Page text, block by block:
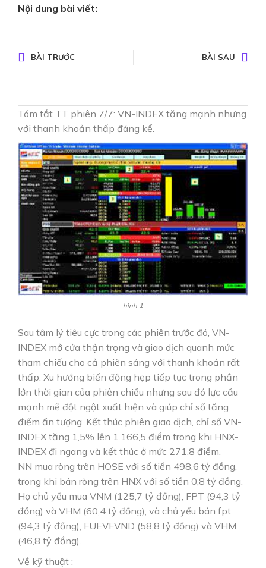
Tóm tắt TT phiên 7/7: VN-INDEX tăng mạnh nhưng
với thanh khoản thấp đáng kể.
hình 1
Sau tâm lý tiêu cực trong các phiên trước đó, VN-
INDEX mở cửa thận trọng và giao dịch quanh mức
tham chiếu cho cả phiên sáng với thanh khoản rất
thấp. Xu hướng biến động hẹp tiếp tục trong phần
lớn thời gian của phiên chiều nhưng sau đó lực cầu
mạnh mẽ đột ngột xuất hiện và giúp chỉ số tăng
điểm ấn tượng. Kết thúc phiên giao dịch, chỉ số VN-
INDEX tăng 1,5% lên 1.166,5 điểm trong khi HNX-
INDEX đi ngang và kết thúc ở mức 271,8 điểm.
NN mua ròng trên HOSE với số tiền 498,6 tỷ đồng,
trong khi bán ròng trên HNX với số tiền 0,8 tỷ đồng.
Họ chủ yếu mua VNM (125,7 tỷ đồng), FPT (94,3 tỷ
đồng) và VHM (60,4 tỷ đồng); và chủ yếu bán fpt
(94,3 tỷ đồng), FUEVFVND (58,8 tỷ đồng) và VHM
(46,8 tỷ đồng).
Về kỹ thuật :
Nội dung bài viết:
BÀI TRƯỚC BÀI SAU